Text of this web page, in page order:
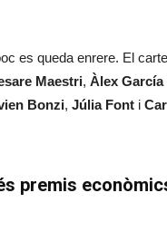
es queda enrere. El
Maestri, Àlex
Bonzi, Júlia Font i
premis